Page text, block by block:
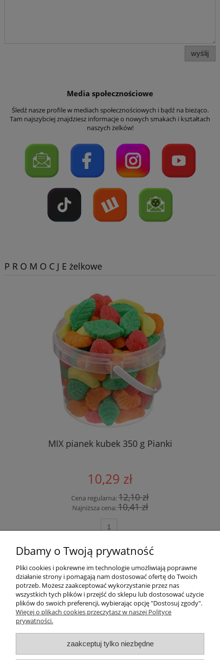
wyślij
Media społecznościowe
Śledź nasze profile w mediach społecznościowych i bądź na bieżąco.
Tam najszybciej znajdziesz informacje o nowych smakach i kształtach
naszych żelków!
P R O M O C J E żelkowe
MIX pianek kubek 350 g Pianki
10,29 zł
Cena regularna:12,10 zł
Najniższa cena:10,41 zł
Szybkie linki
Płatności i dostawa
Pomoc i Moje konto
Dbamy o Twoją prywatność
Pliki cookies i pokrewne im technologie umożliwiają poprawne
działanie strony i pomagają nam dostosować ofertę do Twoich
potrzeb. Możesz zaakceptować wykorzystanie przez nas
wszystkich tych plików i przejść do sklepu lub dostosować użycie
plików do swoich preferencji, wybierając opcję "Dostosuj zgody".
Więcej o plikach cookies przeczytasz w naszej Polityce
prywatności.
zaakceptuj tylko niezbędne